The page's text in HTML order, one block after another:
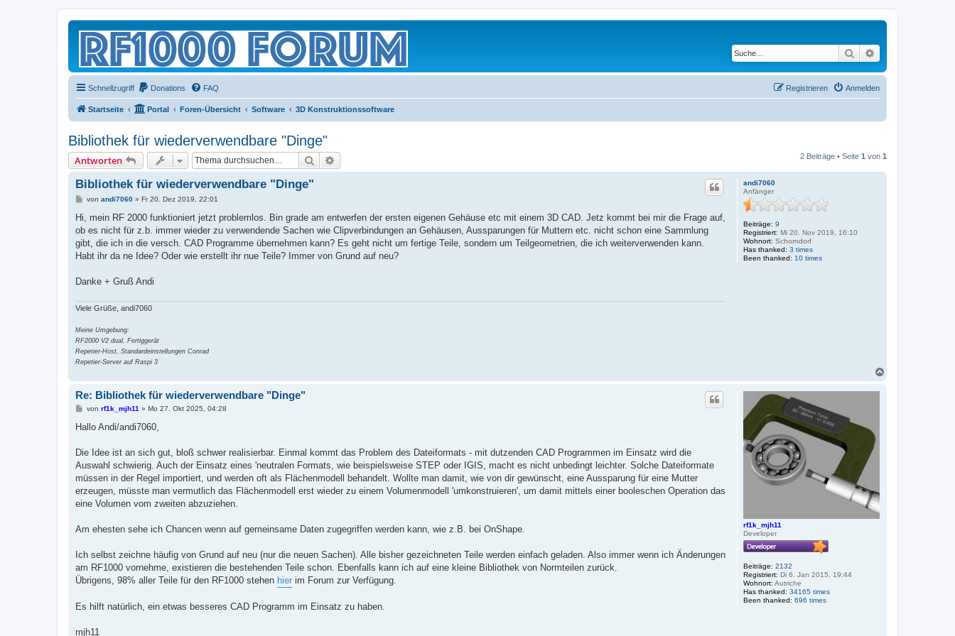
Suche
Schnellzugriff Donations FAQ Anmelden
Registrieren
Startseite Portal Foren-Übersicht Software 3D Konstruktionssoftware
Bibliothek für wiederverwendbare "Dinge"
Antworten Suche 2 Beiträge • Seite 1 von 1
andi7060
Anfänger
Beiträge: 9
Registriert: Mi 20. Nov 2019, 16:10
Wohnort: Schorndorf
Has thanked: 3 times
Been thanked: 10 times
Bibliothek für wiederverwendbare "Dinge"
B
t
r
a
von andi7060» Fr 20. Dez 2019, 22:01
Hi, mein RF 2000 funktioniert jetzt problemlos. Bin grade am entwerfen der ersten eigenen Gehäuse etc mit einem 3D CAD. Jetz kommt bei mir die Frage auf,
ob es nicht für z.b. immer wieder zu verwendende Sachen wie Clipverbindungen an Gehäusen, Aussparungen für Muttern etc. nicht schon eine Sammlung
gibt, die ich in die versch. CAD Programme übernehmen kann? Es geht nicht um fertige Teile, sondern um Teilgeometrien, die ich weiterverwenden kann.
Habt ihr da ne Idee? Oder wie erstellt ihr nue Teile? Immer von Grund auf neu?
Danke + Gruß Andi
Viele Grüße, andi7060
Meine Umgebung:
RF2000 V2 dual, Fertiggerät
Repetier-Host, Standardeinstellungen Conrad
Repetier-Server auf Raspi 3
rf1k_mjh11
Developer
Beiträge: 2132
Registriert: Di 6. Jan 2015, 19:44
Wohnort: Autriche
Has thanked: 34165 times
Been thanked: 696 times
Re: Bibliothek für wiederverwendbare "Dinge"
B
i
a
von rf1k_mjh11» Mo 27. Okt 2025, 04:28
Hallo Andi/andi7060,
Die Idee ist an sich gut, bloß schwer realisierbar. Einmal kommt das Problem des Dateiformats - mit dutzenden CAD Programmen im Einsatz wird die
Auswahl schwierig. Auch der Einsatz eines 'neutralen Formats, wie beispielsweise STEP oder IGIS, macht es nicht unbedingt leichter. Solche Dateiformate
müssen in der Regel importiert, und werden oft als Flächenmodell behandelt. Wollte man damit, wie von dir gewünscht, eine Aussparung für eine Mutter
erzeugen, müsste man vermutlich das Flächenmodell erst wieder zu einem Volumenmodell 'umkonstruieren', um damit mittels einer booleschen Operation das
eine Volumen vom zweiten abzuziehen.
Am ehesten sehe ich Chancen wenn auf gemeinsame Daten zugegriffen werden kann, wie z.B. bei OnShape.
Ich selbst zeichne häufig von Grund auf neu (nur die neuen Sachen). Alle bisher gezeichneten Teile werden einfach geladen. Also immer wenn ich Änderungen
am RF1000 vornehme, existieren die bestehenden Teile schon. Ebenfalls kann ich auf eine kleine Bibliothek von Normteilen zurück.
Übrigens, 98% aller Teile für den RF1000 stehen hier im Forum zur Verfügung.
Es hilft natürlich, ein etwas besseres CAD Programm im Einsatz zu haben.
mjh11